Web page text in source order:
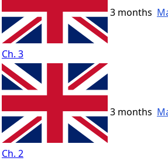
Ch. 3
3 months
Ch. 2
3 months